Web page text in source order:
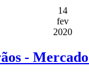
14
fev
2020
-